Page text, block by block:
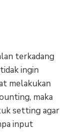
terkadang
ingin
melakukan
maka
setting agar
input